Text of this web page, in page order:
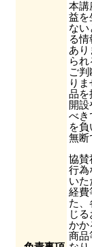
本講
益を
ない
る
あり
ら
ご
り
品を
開
べき
を
無断
協賛
行為
いた
経費
た、
じ
かか
商品